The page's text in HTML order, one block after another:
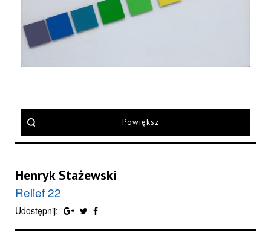
Powiększ
Henryk Stażewski
Relief 22
Udostępnij: